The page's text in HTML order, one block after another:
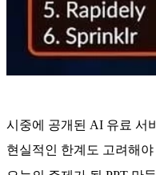
시중에 공개된 AI 유료 서
현실적인 한계도 고려해야